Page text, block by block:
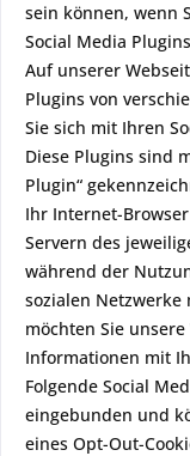
sein können, wenn
Social Media Plugins
Auf unserer
Plugins von
Sie sich mit Ihren
Diese Plugins sind
Plugin“
Ihr Internet-
Servern des
während der
sozialen
möchten Sie
Informationen mit
Folgende Social
eingebunden und
eines Opt-Out-